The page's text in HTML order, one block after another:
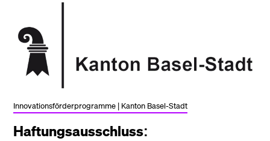
Innovationsförderprogramme | Kanton Basel-Stadt
Haftungsausschluss: